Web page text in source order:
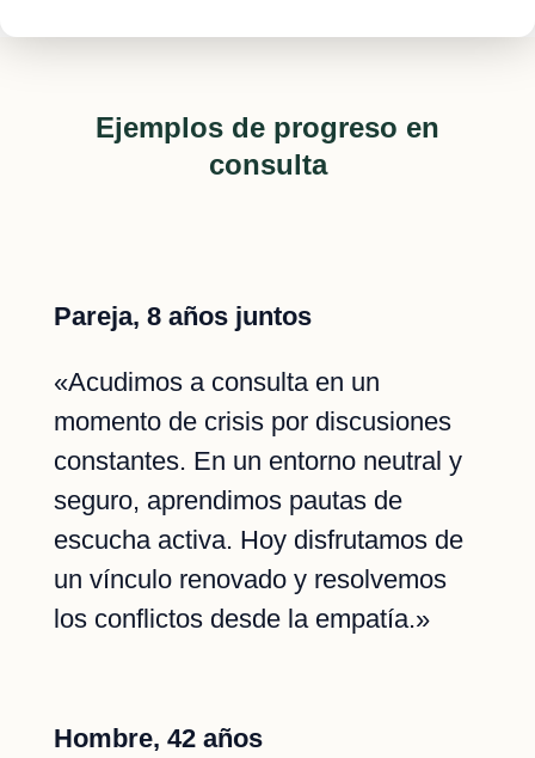
Ejemplos de progreso en
consulta
Pareja, 8 años juntos
«Acudimos a consulta en un
momento de crisis por discusiones
constantes. En un entorno neutral y
seguro, aprendimos pautas de
escucha activa. Hoy disfrutamos de
un vínculo renovado y resolvemos
los conflictos desde la empatía.»
Hombre, 42 años